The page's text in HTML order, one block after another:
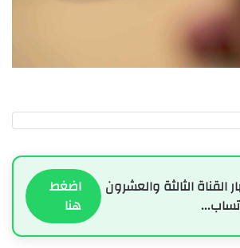
القناة الثالثة والعشرون
اضغط
هنا